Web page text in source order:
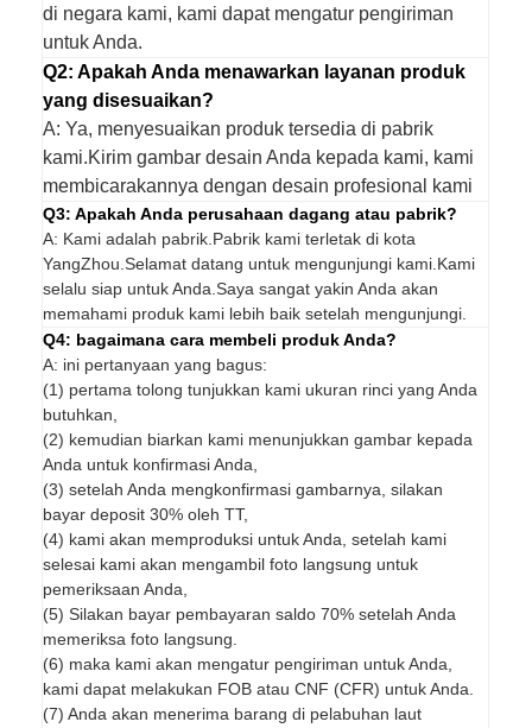
di negara kami, kami dapat mengatur pengiriman
untuk Anda.
Q2: Apakah Anda menawarkan layanan produk
yang disesuaikan?
A: Ya, menyesuaikan produk tersedia di pabrik
kami.Kirim gambar desain Anda kepada kami, kami
membicarakannya dengan desain profesional kami
Q3: Apakah Anda perusahaan dagang atau pabrik?
A: Kami adalah pabrik.Pabrik kami terletak di kota
YangZhou.Selamat datang untuk mengunjungi kami.Kami
selalu siap untuk Anda.Saya sangat yakin Anda akan
memahami produk kami lebih baik setelah mengunjungi.
Q4: bagaimana cara membeli produk Anda?
A: ini pertanyaan yang bagus:
(1) pertama tolong tunjukkan kami ukuran rinci yang Anda
butuhkan,
(2) kemudian biarkan kami menunjukkan gambar kepada
Anda untuk konfirmasi Anda,
(3) setelah Anda mengkonfirmasi gambarnya, silakan
bayar deposit 30% oleh TT,
(4) kami akan memproduksi untuk Anda, setelah kami
selesai kami akan mengambil foto langsung untuk
pemeriksaan Anda,
(5) Silakan bayar pembayaran saldo 70% setelah Anda
memeriksa foto langsung.
(6) maka kami akan mengatur pengiriman untuk Anda,
kami dapat melakukan FOB atau CNF (CFR) untuk Anda.
(7) Anda akan menerima barang di pelabuhan laut